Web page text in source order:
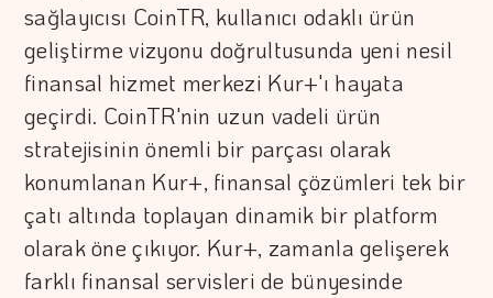
sağlayıcısı CoinTR, kullanıcı odaklı ürün
geliştirme vizyonu doğrultusunda yeni nesil
finansal hizmet merkezi Kur+'ı hayata
geçirdi. CoinTR'nin uzun vadeli ürün
stratejisinin önemli bir parçası olarak
konumlanan Kur+, finansal çözümleri tek bir
çatı altında toplayan dinamik bir platform
olarak öne çıkıyor. Kur+, zamanla gelişerek
farklı finansal servisleri de bünyesinde